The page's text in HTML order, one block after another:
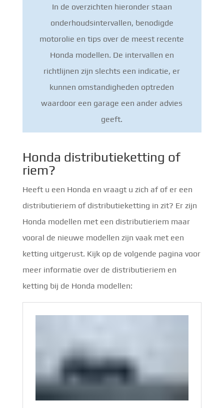
In de overzichten hieronder staan
onderhoudsintervallen, benodigde
motorolie en tips over de meest recente
Honda modellen. De intervallen en
richtlijnen zijn slechts een indicatie, er
kunnen omstandigheden optreden
waardoor een garage een ander advies
geeft.
Honda distributieketting of
riem?
Heeft u een Honda en vraagt u zich af of er een
distributieriem of distributieketting in zit? Er zijn
Honda modellen met een distributieriem maar
vooral de nieuwe modellen zijn vaak met een
ketting uitgerust. Kijk op de volgende pagina voor
meer informatie over de distributieriem en
ketting bij de Honda modellen: